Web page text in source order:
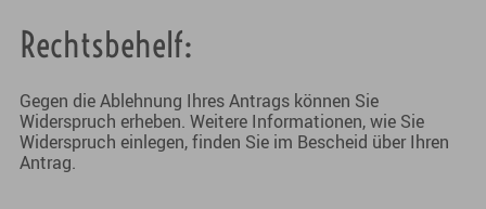
Rechtsbehelf:
Gegen die Ablehnung Ihres Antrags können Sie
Widerspruch erheben. Weitere Informationen, wie Sie
Widerspruch einlegen, finden Sie im Bescheid über Ihren
Antrag.